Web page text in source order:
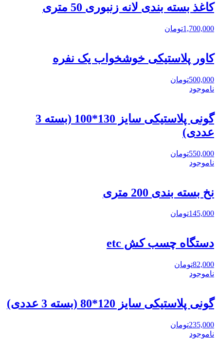
کاغذ بسته بندی لانه زنبوری 50 متری
1,700,000تومان
کاور پلاستیکی خوشخواب یک نفره
500,000تومان
ناموجود
گونی پلاستیکی سایز 130*100 (بسته 3
عددی)
550,000تومان
ناموجود
نخ بسته بندی 200 متری
145,000تومان
دستگاه چسب کش etc
82,000تومان
ناموجود
گونی پلاستیکی سایز 120*80 (بسته 3 عددی)
235,000تومان
ناموجود